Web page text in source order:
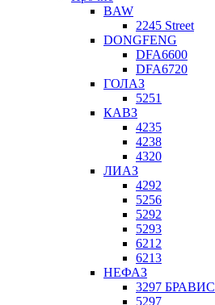
BAW
2245 Street
DONGFENG
DFA6600
DFA6720
ГОЛАЗ
5251
КАВЗ
4235
4238
4320
ЛИАЗ
4292
5256
5292
5293
6212
6213
НЕФАЗ
3297 БРАВИС
5297